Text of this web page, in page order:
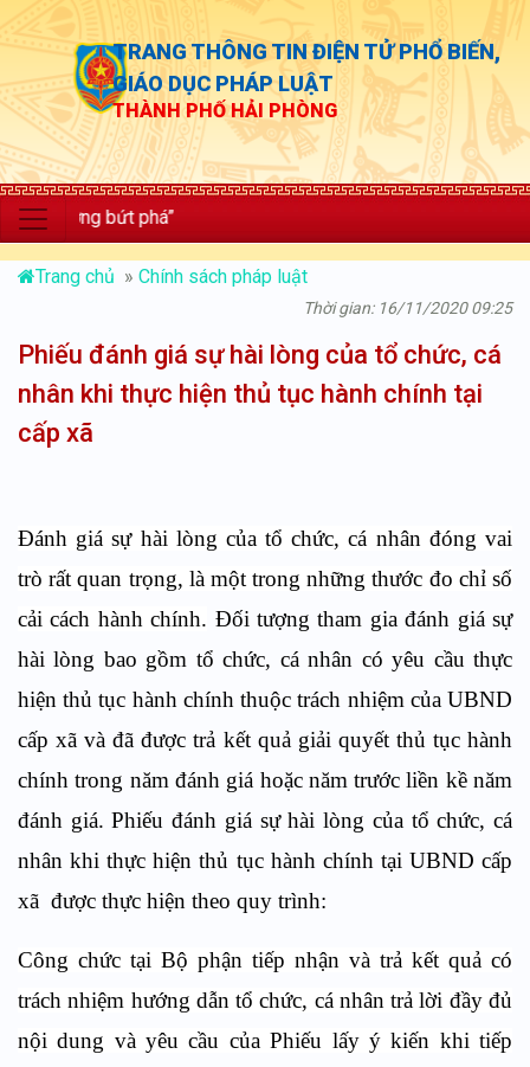
TRANG THÔNG TIN ĐIỆN TỬ PHỔ BIẾN,
GIÁO DỤC PHÁP LUẬT
THÀNH PHỐ HẢI PHÒNG
bứt phá”
Trang chủ » Chính sách pháp luật
Thời gian: 16/11/2020 09:25
Phiếu đánh giá sự hài lòng của tổ chức, cá
nhân khi thực hiện thủ tục hành chính tại
cấp xã
Đánh giá sự hài lòng của tổ chức, cá nhân đóng vai
trò rất quan trọng, là một trong những thước đo chỉ số
cải cách hành chính. Đối tượng tham gia đánh giá sự
hài lòng bao gồm tổ chức, cá nhân có yêu cầu thực
hiện thủ tục hành chính thuộc trách nhiệm của UBND
cấp xã và đã được trả kết quả giải quyết thủ tục hành
chính trong năm đánh giá hoặc năm trước liền kề năm
đánh giá. Phiếu đánh giá sự hài lòng của tổ chức, cá
nhân khi thực hiện thủ tục hành chính tại UBND cấp
xã được thực hiện theo quy trình:
Công chức tại Bộ phận tiếp nhận và trả kết quả có
trách nhiệm hướng dẫn tổ chức, cá nhân trả lời đầy đủ
nội dung và yêu cầu của Phiếu lấy ý kiến khi tiếp